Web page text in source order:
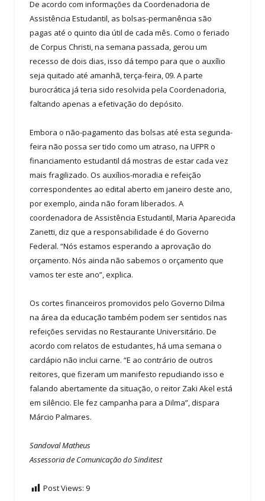
De acordo com informações da Coordenadoria de
Assistência Estudantil, as bolsas-permanência são
pagas até o quinto dia útil de cada mês. Como o feriado
de Corpus Christi, na semana passada, gerou um
recesso de dois dias, isso dá tempo para que o auxílio
seja quitado até amanhã, terça-feira, 09. A parte
burocrática já teria sido resolvida pela Coordenadoria,
faltando apenas a efetivação do depósito.
Embora o não-pagamento das bolsas até esta segunda-
feira não possa ser tido como um atraso, na UFPR o
financiamento estudantil dá mostras de estar cada vez
mais fragilizado. Os auxílios-moradia e refeição
correspondentes ao edital aberto em janeiro deste ano,
por exemplo, ainda não foram liberados. A
coordenadora de Assistência Estudantil, Maria Aparecida
Zanetti, diz que a responsabilidade é do Governo
Federal. “Nós estamos esperando a aprovação do
orçamento. Nós ainda não sabemos o orçamento que
vamos ter este ano”, explica.
Os cortes financeiros promovidos pelo Governo Dilma
na área da educação também podem ser sentidos nas
refeições servidas no Restaurante Universitário. De
acordo com relatos de estudantes, há uma semana o
cardápio não inclui carne. “E ao contrário de outros
reitores, que fizeram um manifesto repudiando isso e
falando abertamente da situação, o reitor Zaki Akel está
em silêncio. Ele fez campanha para a Dilma”, dispara
Márcio Palmares.
Sandoval Matheus
Assessoria de Comunicação do Sinditest
Post Views: 9